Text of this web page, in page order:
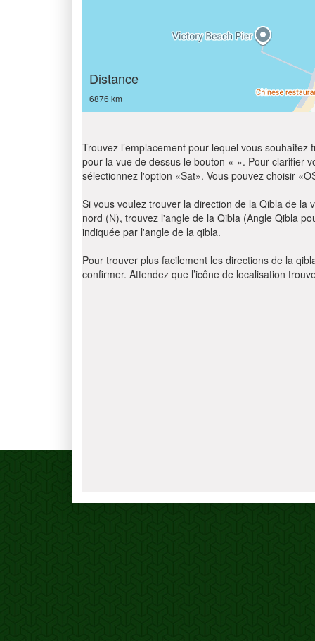
Distance
6876 km
Trouvez l’emplacement pour lequel vous
pour la vue de dessus le bouton «-». Pour clarifier
sélectionnez l'option «Sat». Vous pouvez choisir
Si vous voulez trouver la direction de la Qibla de la
nord (N), trouvez l'angle de la Qibla (Angle Qibla
indiquée par l'angle de la qibla.
Pour trouver plus facilement les directions de la
confirmer. Attendez que l’icône de localisation